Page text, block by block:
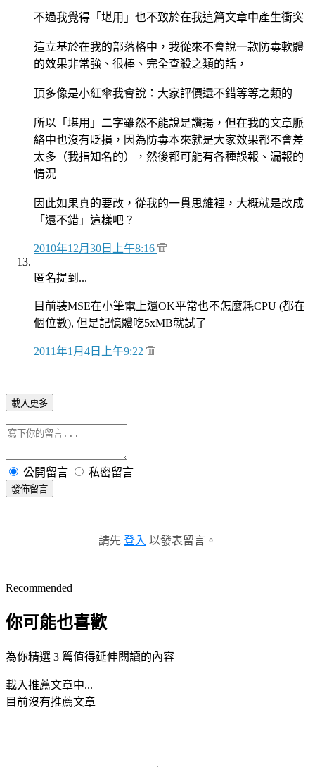
不過我覺得「堪用」也不致於在我這篇文章中產生衝突
這立基於在我的部落格中，我從來不會說一款防毒軟體
的效果非常強、很棒、完全查殺之類的話，
頂多像是小紅傘我會說：大家評價還不錯等等之類的
所以「堪用」二字雖然不能說是讚揚，但在我的文章脈
絡中也沒有貶損，因為防毒本來就是大家效果都不會差
太多（我指知名的），然後都可能有各種誤報、漏報的
情況
因此如果真的要改，從我的一貫思維裡，大概就是改成
「還不錯」這樣吧？
2010年12月30日上午8:16
匿名提到...
目前裝MSE在小筆電上還OK平常也不怎麼耗CPU (都在
個位數), 但是記憶體吃5xMB就試了
2011年1月4日上午9:22
載入更多
公開留言 私密留言
發佈留言
請先 登入 以發表留言。
Recommended
你可能也喜歡
為你精選 3 篇值得延伸閱讀的內容
載入推薦文章中...
目前沒有推薦文章